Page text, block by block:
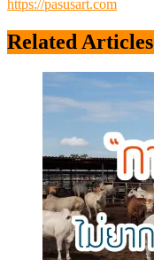
https://pasusart.com
Related Articles